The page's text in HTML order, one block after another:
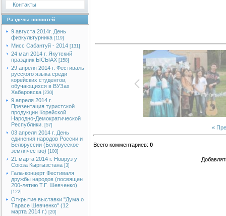
Контакты
Разделы новостей
9 августа 2014г. День
физкультурника [119]
Мисс Сабантуй - 2014 [131]
24 мая 2014 г. Якутский
праздник ЫСЫАХ [158]
29 апреля 2014 г. Фестиваль
русского языка среди
корейских студентов,
обучающихся в ВУЗах
Хабаровска [230]
9 апреля 2014 г.
Презентация туристской
продукции Корейской
Народно-Демократической
Республики.
[57]
03 апреля 2014 г. День
единения народов России и
Белоруссии (Белорусское
землячество) [100]
21 марта 2014 г. Новруз у
Союза Кыргызстана [3]
Гала-концерт Фестиваля
дружбы народов (посвящен
200-летию Т.Г. Шевченко)
[122]
Открытие выставки "Дума о
Тарасе Шевченко" (12
марта 2014 г.) [20]
«
Всего комментариев: 0